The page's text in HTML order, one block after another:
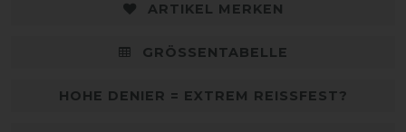
ARTIKEL MERKEN
GRÖSSENTABELLE
HOHE DENIER = EXTREM REISSFEST?